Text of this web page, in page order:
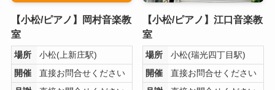
【小松/ピアノ】岡村音楽教
室
場所
小松(上新庄駅)
開催
直接お問合せください
【小松/ピアノ】江口音楽教
室
場所
小松(瑞光四丁目駅)
開催
直接お問合せください